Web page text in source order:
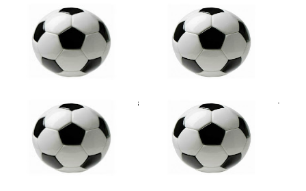
FÚTBOL - Crónicas y resultados
FÚTBOL - Partidos y horarios 7-